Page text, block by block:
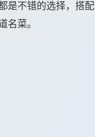
是不错的选择，搭配
名菜。